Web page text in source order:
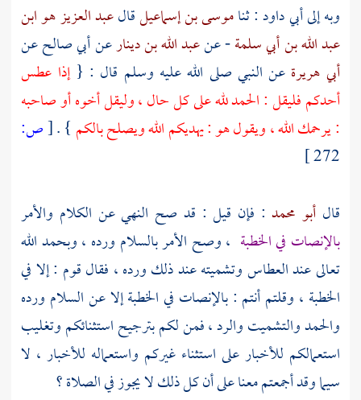
وبه إلىأبي داود: ثناموسى بن إسماعيلقالعبد العزيز هو ابن
عبد الله بن أبي سلمة- عنعبد الله بن دينارعنأبي صالحعن
أبي هريرة عن النبي صلى الله عليه وسلم قال : {إذا عطس
أحدكم فليقل : الحمد لله على كل حال ، وليقل أخوه أو صاحبه
: يرحمك الله ، ويقول هو : يهديكم الله ويصلح بالكم } .
[ص:
272 ]
قال أبو محمد : فإن قيل : قد صح النهي عن الكلام والأمر
بالإنصات في الخطبة ، وصح الأمر بالسلام ورده ، وبحمد الله
تعالى عند العطاس وتشميته عند ذلك ورده ، فقال قوم : إلا في
الخطبة ، وقلتم أنتم : بالإنصات في الخطبة إلا عن السلام ورده
والحمد والتشميت والرد ، فمن لكم بترجيح استثنائكم وتغليب
استعمالكم للأخبار على استثناء غيركم واستعماله للأخبار ، لا
سيما وقد أجمعتم معنا على أن كل ذلك لا يجوز في الصلاة ؟